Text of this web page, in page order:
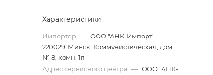
Характеристики
Импортер — ООО "АНК-Импорт"
220029, Минск, Коммунистическая, дом
№ 8, комн. 1п
Адрес сервисного центра — ООО "АНК-